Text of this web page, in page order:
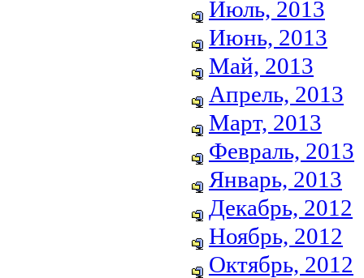
Июль, 2013
Июнь, 2013
Май, 2013
Апрель, 2013
Март, 2013
Февраль, 2013
Январь, 2013
Декабрь, 2012
Ноябрь, 2012
Октябрь, 2012